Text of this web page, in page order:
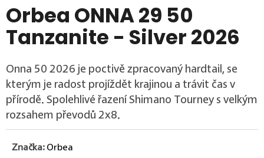
Orbea ONNA 29 50
Tanzanite - Silver 2026
Onna 50 2026 je poctivě zpracovaný hardtail, se
kterým je radost projíždět krajinou a trávit čas v
přírodě. Spolehlivé řazení Shimano Tourney s velkým
rozsahem převodů 2x8.
Značka: Orbea